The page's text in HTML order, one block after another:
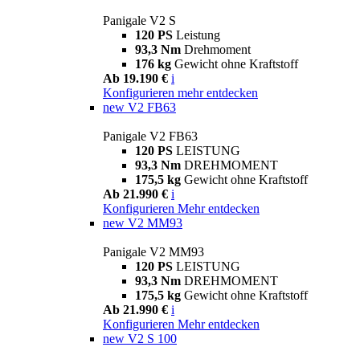
Panigale V2 S
120 PS Leistung
93,3 Nm Drehmoment
176 kg Gewicht ohne Kraftstoff
Ab 19.190 € i
Konfigurieren mehr entdecken
new V2 FB63
Panigale V2 FB63
120 PS LEISTUNG
93,3 Nm DREHMOMENT
175,5 kg Gewicht ohne Kraftstoff
Ab 21.990 € i
Konfigurieren Mehr entdecken
new V2 MM93
Panigale V2 MM93
120 PS LEISTUNG
93,3 Nm DREHMOMENT
175,5 kg Gewicht ohne Kraftstoff
Ab 21.990 € i
Konfigurieren Mehr entdecken
new V2 S 100